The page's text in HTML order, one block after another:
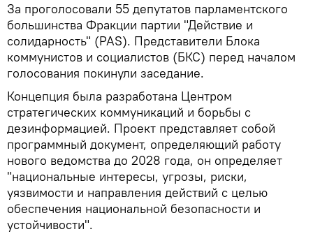
За проголосовали 55 депутатов парламентского
большинства Фракции партии "Действие и
солидарность" (PAS). Представители Блока
коммунистов и социалистов (БКС) перед началом
голосования покинули заседание.
Концепция была разработана Центром
стратегических коммуникаций и борьбы с
дезинформацией. Проект представляет собой
программный документ, определяющий работу
нового ведомства до 2028 года, он определяет
"национальные интересы, угрозы, риски,
уязвимости и направления действий с целью
обеспечения национальной безопасности и
устойчивости".